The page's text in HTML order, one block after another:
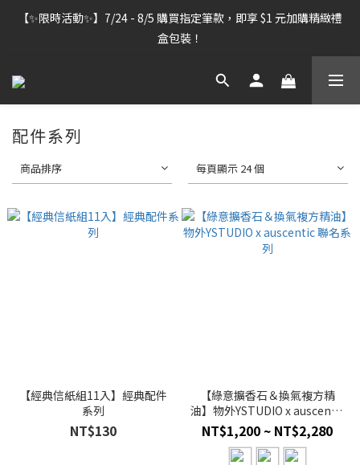
【雷雕訂單出貨暫停】7/30–8/7 進行機器維護，期間「含雷雕之
訂單」將暫停出貨，敬請見諒。
【✨限時活動✨】7/24 - 8/5 購買指定筆款，即享 $1 元加購精緻禮
盒包裝！
【雷雕訂單出貨暫停】7/30–8/7 進行機器維護，期間「含雷雕之
配件系列
商品排序 每頁顯示 24 個
【經典信紙組11入】經典配件
系列
NT$130
【綠意擴香石＆換氣複方精
油】物外YSTUDIO x auscentic
聯名系列
NT$1,200 ~ NT$2,280